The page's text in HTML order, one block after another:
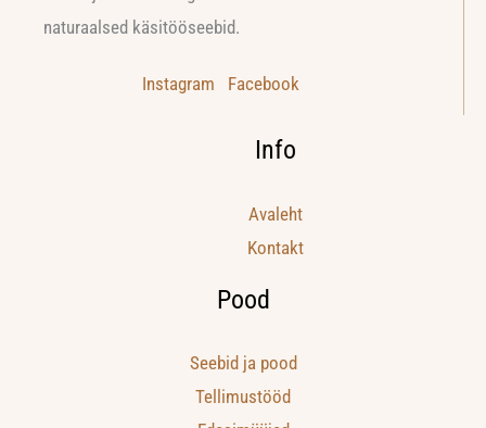
naturaalsed käsitööseebid.
Instagram Facebook
Info
Avaleht
Kontakt
Pood
Seebid ja pood
Tellimustööd